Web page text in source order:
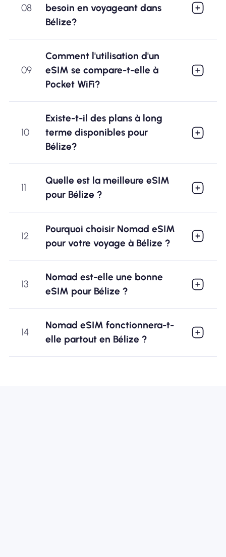
08
besoin en voyageant dans
Bélize?
09
Comment l'utilisation d'un
eSIM se compare-t-elle à
Pocket WiFi?
10
Existe-t-il des plans à long
terme disponibles pour
Bélize?
11
Quelle est la meilleure eSIM
pour Bélize ?
12
Pourquoi choisir Nomad eSIM
pour votre voyage à Bélize ?
13
Nomad est-elle une bonne
eSIM pour Bélize ?
14
Nomad eSIM fonctionnera-t-
elle partout en Bélize ?